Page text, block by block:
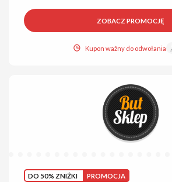
ZOBACZ PROMOCJĘ
Kupon ważny do odwołania
DO 50% ZNIŻKI PROMOCJA